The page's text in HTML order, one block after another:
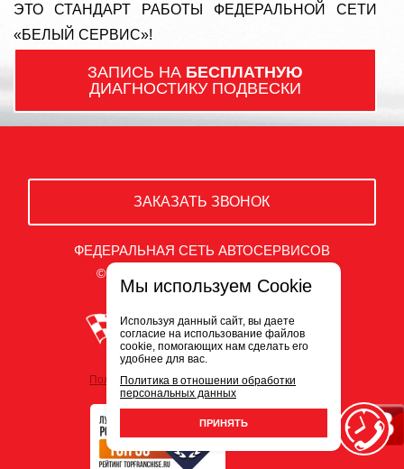
ЭТО СТАНДАРТ РАБОТЫ ФЕДЕРАЛЬНОЙ СЕТИ
«БЕЛЫЙ СЕРВИС»!
ЗАПИСЬ НА БЕСПЛАТНУЮ
ДИАГНОСТИКУ ПОДВЕСКИ
ЗАКАЗАТЬ ЗВОНОК
ФЕДЕРАЛЬНАЯ СЕТЬ АВТОСЕРВИСОВ
© ООО «Белый Сервис» 2009-2026
Политика обработки персональных данных
Мы используем Cookie
Используя данный сайт, вы даете
согласие на использование файлов
cookie, помогающих нам сделать его
удобнее для вас.
Политика в отношении обработки
персональных данных
ПРИНЯТЬ